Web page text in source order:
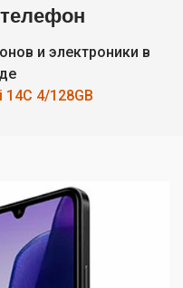
и электроники в
14C 4/128GB